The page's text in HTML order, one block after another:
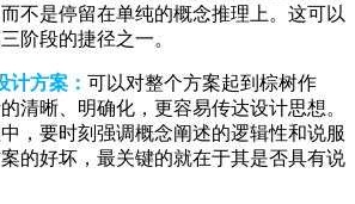
不是停留在单纯的概念推理上。这可以
阶段的捷径之一。
计方案： 可以对整个方案起到棕树作
清晰、明确化，更容易传达设计思想。
，要时刻强调概念阐述的逻辑性和说服
的好坏，最关键的就在于其是否具有说